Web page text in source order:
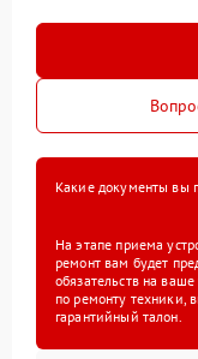
Какие документы вы
На этапе приема
ремонт вам будет
обязательств на
по ремонту техники,
гарантийный талон.